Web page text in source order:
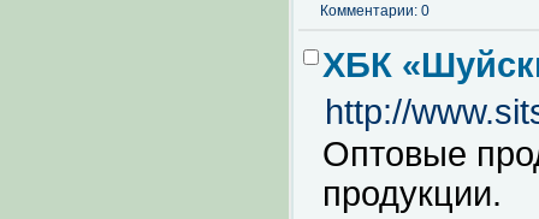
Комментарии: 0
ХБК
http://
Оптовые
продукции.